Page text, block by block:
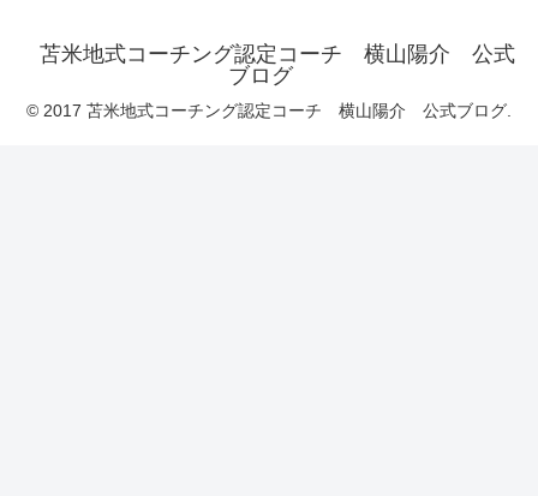
苫米地式コーチング認定コーチ 横山陽介 公式
ブログ
© 2017 苫米地式コーチング認定コーチ 横山陽介 公式ブログ.